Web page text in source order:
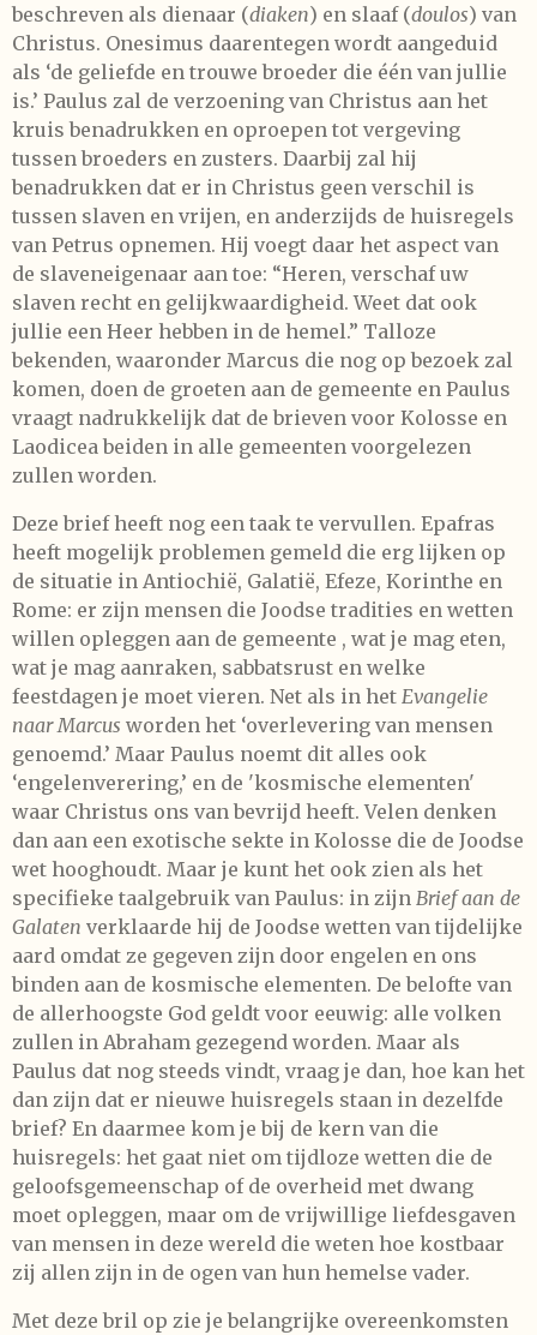
beschreven als dienaar (diaken) en slaaf (doulos) van
Christus. Onesimus daarentegen wordt aangeduid
als ‘de geliefde en trouwe broeder die één van jullie
is.’ Paulus zal de verzoening van Christus aan het
kruis benadrukken en oproepen tot vergeving
tussen broeders en zusters. Daarbij zal hij
benadrukken dat er in Christus geen verschil is
tussen slaven en vrijen, en anderzijds de huisregels
van Petrus opnemen. Hij voegt daar het aspect van
de slaveneigenaar aan toe: “Heren, verschaf uw
slaven recht en gelijkwaardigheid. Weet dat ook
jullie een Heer hebben in de hemel.” Talloze
bekenden, waaronder Marcus die nog op bezoek zal
komen, doen de groeten aan de gemeente en Paulus
vraagt nadrukkelijk dat de brieven voor Kolosse en
Laodicea beiden in alle gemeenten voorgelezen
zullen worden.
Deze brief heeft nog een taak te vervullen. Epafras
heeft mogelijk problemen gemeld die erg lijken op
de situatie in Antiochië, Galatië, Efeze, Korinthe en
Rome: er zijn mensen die Joodse tradities en wetten
willen opleggen aan de gemeente , wat je mag eten,
wat je mag aanraken, sabbatsrust en welke
feestdagen je moet vieren. Net als in het Evangelie
naar Marcus worden het ‘overlevering van mensen
genoemd.’ Maar Paulus noemt dit alles ook
‘engelenverering,’ en de 'kosmische elementen'
waar Christus ons van bevrijd heeft. Velen denken
dan aan een exotische sekte in Kolosse die de Joodse
wet hooghoudt. Maar je kunt het ook zien als het
specifieke taalgebruik van Paulus: in zijn Brief aan de
Galaten verklaarde hij de Joodse wetten van tijdelijke
aard omdat ze gegeven zijn door engelen en ons
binden aan de kosmische elementen. De belofte van
de allerhoogste God geldt voor eeuwig: alle volken
zullen in Abraham gezegend worden. Maar als
Paulus dat nog steeds vindt, vraag je dan, hoe kan het
dan zijn dat er nieuwe huisregels staan in dezelfde
brief? En daarmee kom je bij de kern van die
huisregels: het gaat niet om tijdloze wetten die de
geloofsgemeenschap of de overheid met dwang
moet opleggen, maar om de vrijwillige liefdesgaven
van mensen in deze wereld die weten hoe kostbaar
zij allen zijn in de ogen van hun hemelse vader.
Met deze bril op zie je belangrijke overeenkomsten